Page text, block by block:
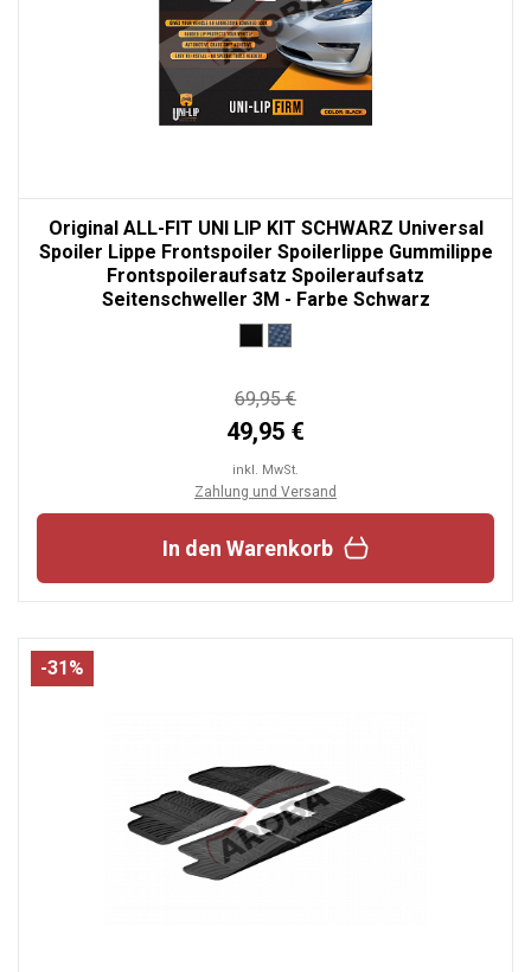
Original ALL-FIT UNI LIP KIT SCHWARZ Universal
Spoiler Lippe Frontspoiler Spoilerlippe Gummilippe
Frontspoileraufsatz Spoileraufsatz
Seitenschweller 3M - Farbe Schwarz
69,95 €
49,95 €
inkl. MwSt.
Zahlung und Versand
In den Warenkorb
-31%